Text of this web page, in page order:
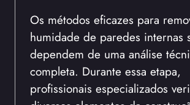
Os métodos eficazes para
humidade de paredes internas
dependem de uma análise
completa. Durante essa etapa,
profissionais especializados